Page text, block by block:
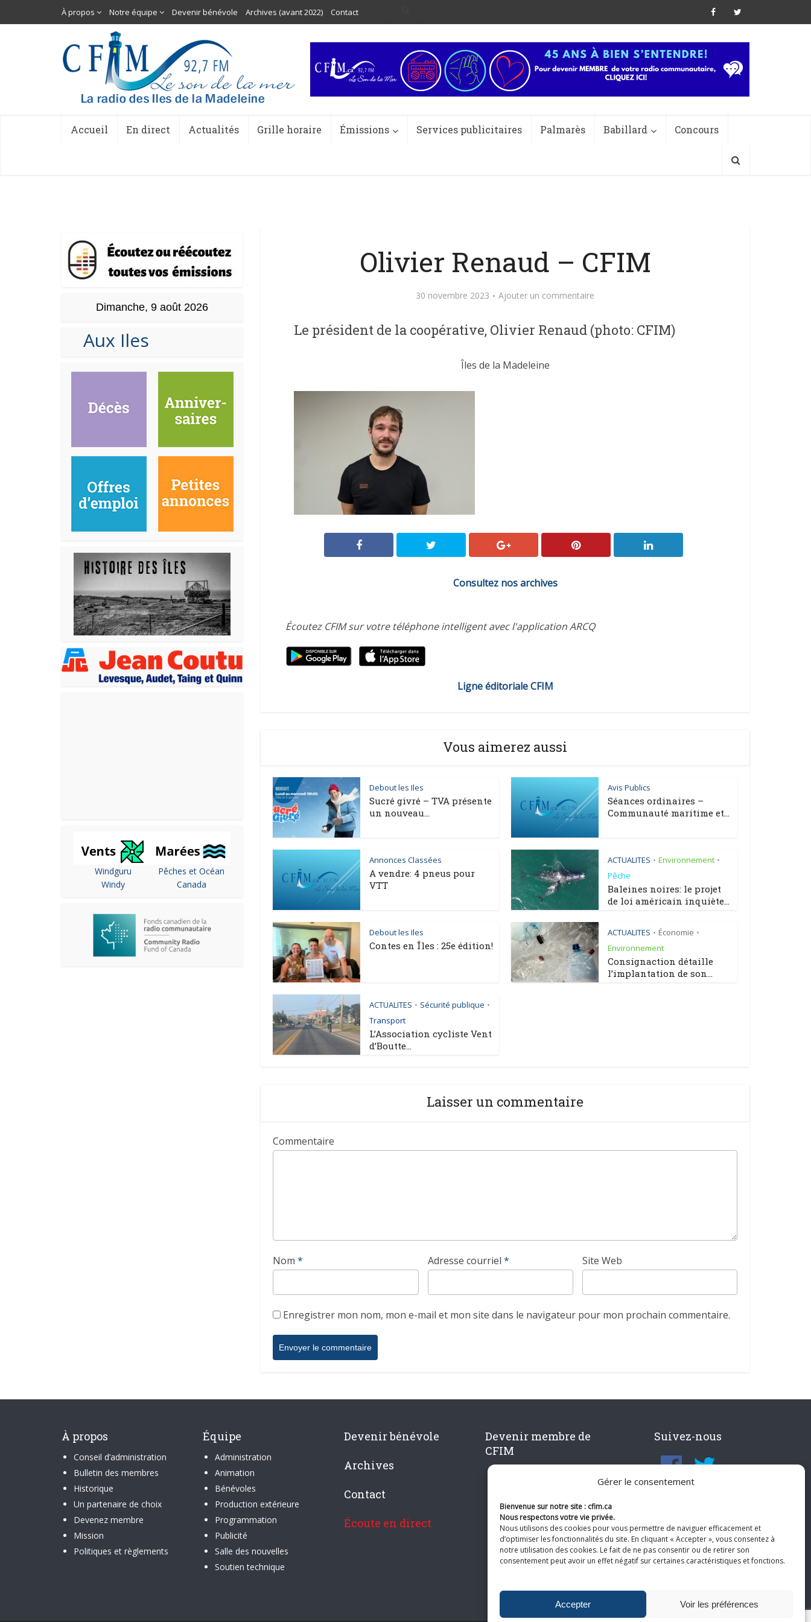
Gérer le consentement
Bienvenue sur notre site : cfim.ca
Nous respectons votre vie privée.
Nous utilisons des cookies pour vous permettre de naviguer efficacement et
d’optimiser les fonctionnalités du site. En cliquant « Accepter », vous consentez à
notre utilisation des cookies. Le fait de ne pas consentir ou de retirer son
consentement peut avoir un effet négatif sur certaines caractéristiques et fonctions.
Accepter Voir les préférences
À propos Notre équipe Devenir bénévole Archives (avant 2022) Contact
Accueil En direct Actualités Grille horaire Émissions Services publicitaires Palmarès Babillard Concours
Dimanche, 9 août 2026
Aux Iles
Windguru
Windy
Pêches et Océan
Canada
Olivier Renaud – CFIM
30 novembre 2023 Ajouter un commentaire
Le président de la coopérative, Olivier Renaud (photo: CFIM)
Îles de la Madeleine
Consultez nos archives
Écoutez CFIM sur votre téléphone intelligent avec l'application ARCQ
Ligne éditoriale CFIM
Vous aimerez aussi
Debout les Iles
Sucré givré – TVA présente
un nouveau...
Avis Publics
Séances ordinaires –
Communauté maritime et...
Annonces Classées
A vendre: 4 pneus pour
VTT
ACTUALITES • Environnement •
Pêche
Baleines noires: le projet
de loi américain inquiète...
Debout les Iles
Contes en Îles : 25e édition!
ACTUALITES • Économie •
Environnement
Consignaction détaille
l’implantation de son...
ACTUALITES • Sécurité publique •
Transport
L’Association cycliste Vent
d’Boutte...
Laisser un commentaire
Commentaire
Nom * Adresse courriel * Site Web
Enregistrer mon nom, mon e-mail et mon site dans le navigateur pour mon prochain commentaire.
À propos
Conseil d’administration
Bulletin des membres
Historique
Un partenaire de choix
Devenez membre
Mission
Politiques et règlements
Équipe
Administration
Animation
Bénévoles
Production extérieure
Programmation
Publicité
Salle des nouvelles
Soutien technique
Devenir bénévole
Archives
Contact
Écoute en direct
Devenir membre de
CFIM
Suivez-nous